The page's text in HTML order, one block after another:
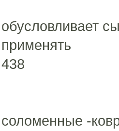
обусловливает
применять
438
соломенные -